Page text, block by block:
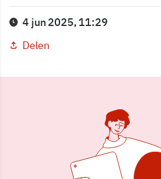
4 jun 2025, 11:29
Delen